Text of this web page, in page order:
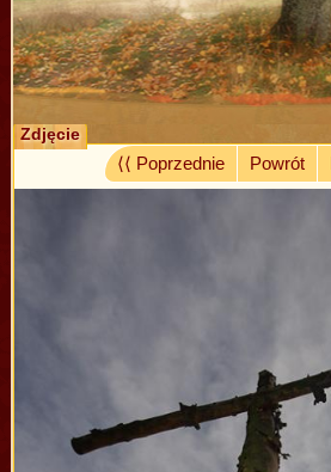
Zdjęcie
⟨⟨ Poprzednie
Powrót